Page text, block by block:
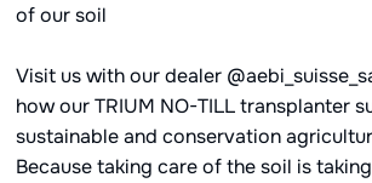
of our soil
Visit us with our dealer
how our TRIUM NO-TILL transplanter
sustainable and conservation
Because taking care of the soil is